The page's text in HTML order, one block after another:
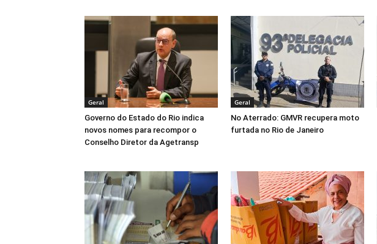
Geral
Governo do Estado do Rio indica
novos nomes para recompor o
Conselho Diretor da Agetransp
Geral
No Aterrado: GMVR recupera moto
furtada no Rio de Janeiro